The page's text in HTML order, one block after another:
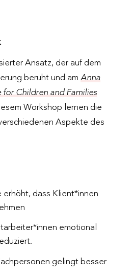
Ansatz, der auf dem
beruht und am Anna
Children and Families
Workshop lernen die
Aspekte des
erhöht, dass Klient*innen
emotional
gelingt besser